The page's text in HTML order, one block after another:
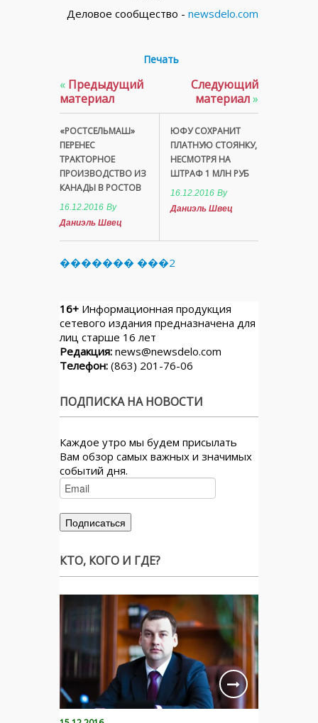
Деловое сообщество - newsdelo.com
Печать
« Предыдущий
материал
«РОСТСЕЛЬМАШ»
ПЕРЕНЕС
ТРАКТОРНОЕ
ПРОИЗВОДСТВО ИЗ
КАНАДЫ В РОСТОВ
16.12.2016 By
Даниэль Швец
Следующий
материал»
ЮФУ СОХРАНИТ
ПЛАТНУЮ СТОЯНКУ,
НЕСМОТРЯ НА
ШТРАФ 1 МЛН РУБ
16.12.2016 By
Даниэль Швец
������� ���2
16+ Информационная продукция
сетевого издания предназначена для
лиц старше 16 лет
Редакция: news@newsdelo.com
Телефон: (863) 201-76-06
ПОДПИСКА НА НОВОСТИ
Каждое утро мы будем присылать
Вам обзор самых важных и значимых
событий дня.
КТО, КОГО И ГДЕ?